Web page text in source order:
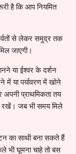
है कि आप नियमित
से लेकर समुद्र तक
जाएगी।
या ईश्वर के दर्शन
में या पर्यावरण में खोने
प्राथमिकता तय
रखें। जब भी समय मिले
का साथी बना सकते हैं
भी घूमना चाहे तो बस